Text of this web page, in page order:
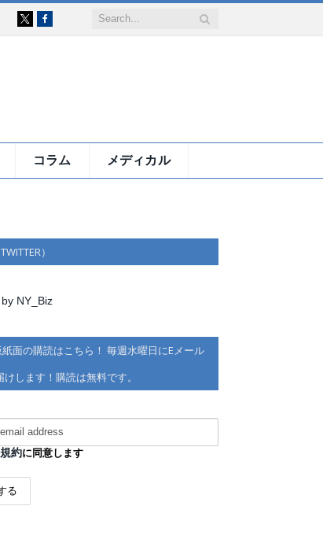
Facebook
コラム メディカル
）
NY_Biz
紙面の購読はこちら！ 毎週水曜日にEメール
けします！購読は無料です。
約に同意します